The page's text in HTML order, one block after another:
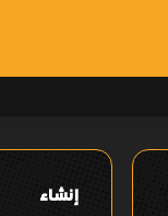
إنشاء